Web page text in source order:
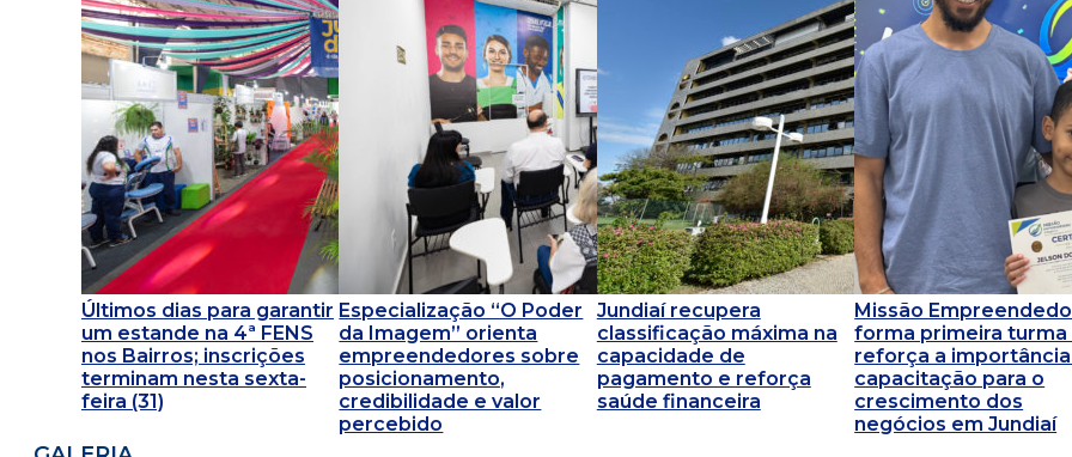
Últimos dias para garantir
um estande na 4ª FENS
nos Bairros; inscrições
terminam nesta sexta-
feira (31)
Especialização “O Poder
da Imagem” orienta
empreendedores sobre
posicionamento,
credibilidade e valor
percebido
Jundiaí recupera
classificação máxima na
capacidade de
pagamento e reforça
saúde financeira
Missão
forma primeira turma
reforça a
capacitação para o
crescimento dos
negócios em Jundiaí